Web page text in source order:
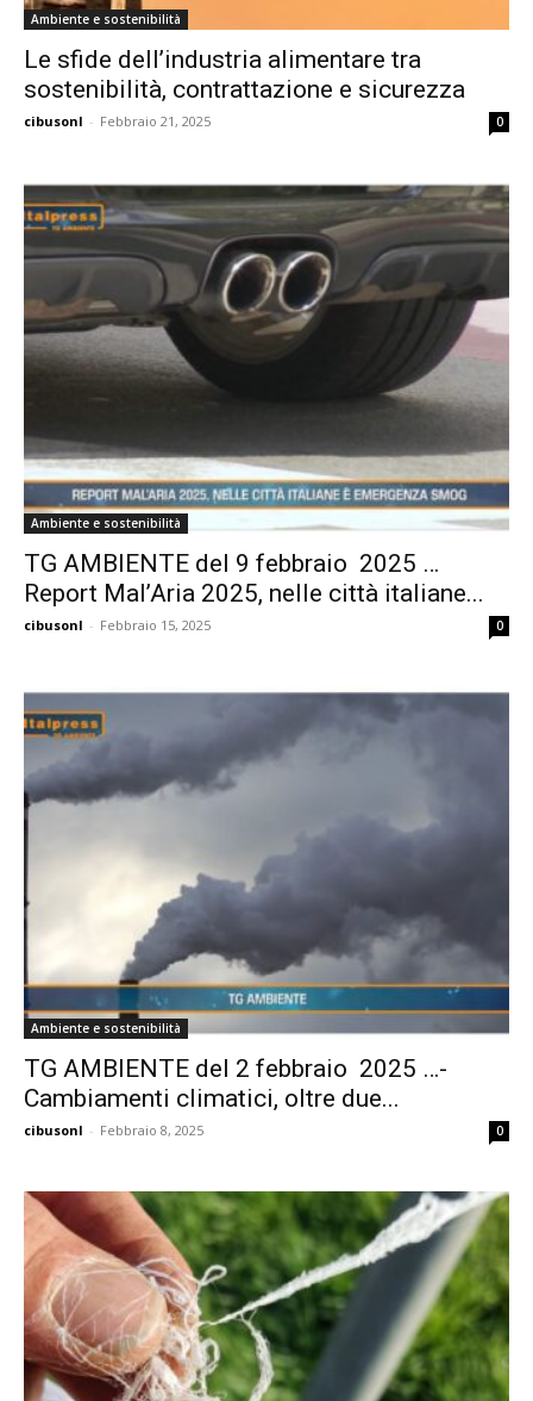
Ambiente e sostenibilità
Le sfide dell’industria alimentare tra
sostenibilità, contrattazione e sicurezza
cibusonl - Febbraio 21, 2025 0
Ambiente e sostenibilità
TG AMBIENTE del 9 febbraio 2025 …
Report Mal’Aria 2025, nelle città italiane...
cibusonl - Febbraio 15, 2025 0
Ambiente e sostenibilità
TG AMBIENTE del 2 febbraio 2025 …-
Cambiamenti climatici, oltre due...
cibusonl - Febbraio 8, 2025 0